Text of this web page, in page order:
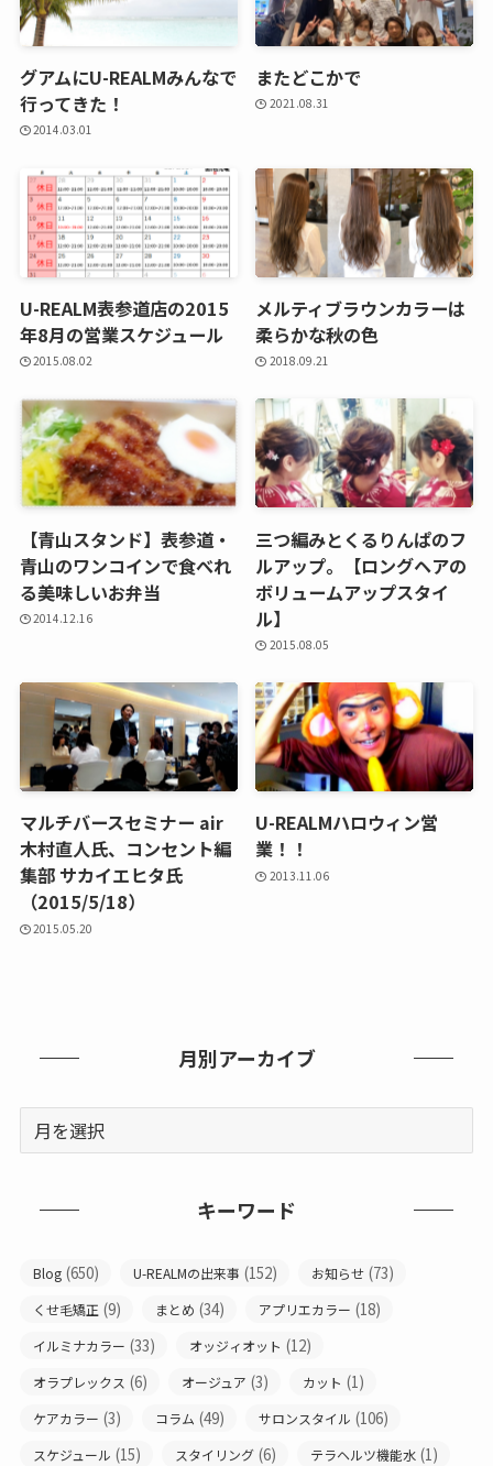
グアムにU-REALMみんなで
行ってきた！
2014.03.01
またどこかで
2021.08.31
U-REALM表参道店の2015
年8月の営業スケジュール
2015.08.02
メルティブラウンカラーは
柔らかな秋の色
2018.09.21
【青山スタンド】表参道・
青山のワンコインで食べれ
る美味しいお弁当
2014.12.16
三つ編みとくるりんぱのフ
ルアップ。【ロングヘアの
ボリュームアップスタイ
ル】
2015.08.05
マルチバースセミナー air
木村直人氏、コンセント編
集部 サカイエヒタ氏
（2015/5/18）
2015.05.20
U-REALMハロウィン営
業！！
2013.11.06
月別アーカイブ
キーワード
Blog (650) U-REALMの出来事 (152) お知らせ (73)
くせ毛矯正 (9) まとめ (34) アプリエカラー (18)
イルミナカラー (33) オッジィオット (12)
オラプレックス (6) オージュア (3) カット (1)
ケアカラー (3) コラム (49) サロンスタイル (106)
スケジュール (15) スタイリング (6) テラヘルツ機能水 (1)